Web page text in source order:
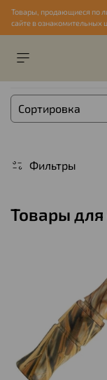
Товары, продающиеся по
сайте в ознакомительных
Фильтры
Товары